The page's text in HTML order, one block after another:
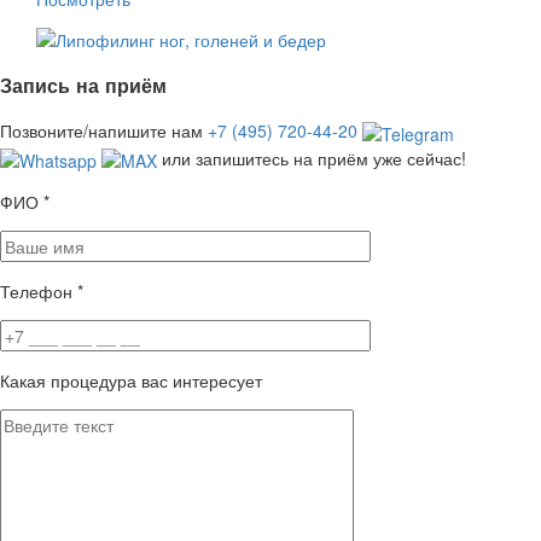
Запись на приём
Позвоните/напишите нам +7 (495) 720-44-20
или запишитесь на приём уже сейчас!
ФИО *
Телефон *
Какая процедура вас интересует